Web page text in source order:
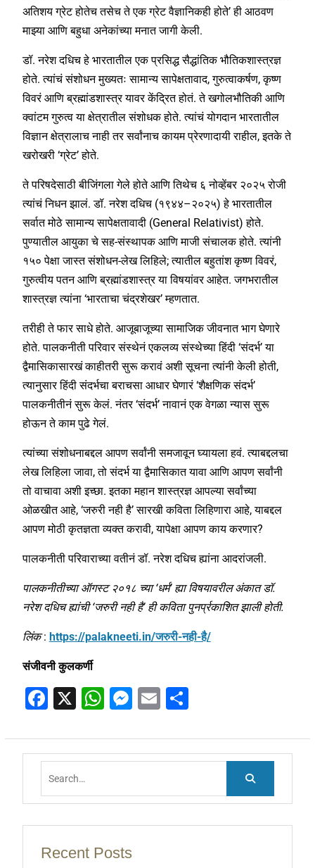
अतिशय ग्रेट होतेच तसेच ते एक ग्रेट वैज्ञानिकही होते’ ही आठवण
माझ्या आणि बहुधा अनेकांच्या मनात जागी केली.
डॉ. नरेश दधिच हे भारतातील एक प्रसिद्ध सैद्धांतिक भौतिकशास्त्रज्ञ
होते. त्यांचं संशोधन मुख्यतः सामान्य सापेक्षतावाद, गुरुत्वाकर्षण, कृष्ण
विवरं आणि ब्रह्मांडशास्त्र यावर केंद्रित होतं. ते खगोलभौतिकी आणि
क्वांटम गुरुत्व या क्षेत्रातील संशोधक होते. त्यांचं योगदान भारतातील
विज्ञान क्षेत्रालाच नाही तर सर्वांनाच कायम प्रेरणादायी राहील, इतके ते
खरोखरी ‘ग्रेट’ होते.
ते परिषदेसाठी बीजिंगला गेले होते आणि तिथेच ६ नोव्हेंबर २०२५ रोजी
त्यांचं निधन झालं. डॉ. नरेश दधिच (१९४४–२०२५) हे भारतातील
सर्वात मोठे सामान्य सापेक्षतावादी (General Relativist) होते.
पुण्यातील आयुका चे सह-संस्थापक आणि माजी संचालक होते. त्यांनी
१५० पेक्षा जास्त संशोधन-लेख लिहिले; त्यातील बहुतांश कृष्ण विवरं,
गुरुत्वीय पतन आणि ब्रह्मांडशास्त्र या विषयांवर आहेत. जगभरातील
शास्त्रज्ञ त्यांना ‘भारताचा चंद्रशेखर’ म्हणतात.
तरीही ते फार साधे होते. आजूबाजूच्या सामाजिक जीवनात भाग घेणारे
होते. पालकनीती परिवार संस्थेनं एकलव्य संस्थेच्या हिंदी ‘संदर्भ’ या
द्वैमासिकासारखं काहीतरी सुरू करावं अशी सूचना त्यांनी केली होती,
त्यानुसार हिंदी संदर्भचा बराचसा आधार घेणारं ‘शैक्षणिक संदर्भ’
पालकनीतीनं सुरू केलं. नंतर ‘संदर्भ’ नावानं एक वेगळा न्यास सुरू
होऊन ते काम पुढे गेलं.
त्यांच्या संशोधनाबद्दल आपण सर्वांनी समजावून घ्यायला हवं. त्याबद्दलचा
लेख लिहिला जावा, तो संदर्भ या द्वैमासिकात यावा आणि आपण सर्वांनी
तो वाचावा अशी इच्छा. इतका महान शास्त्रज्ञ आपल्या सर्वांच्या
ओळखीत आहे, ‘जरुरी नही है’ सारखी कविता लिहिणारा आहे, याबद्दल
आपण मोठी कृतज्ञता व्यक्त करावी, यापेक्षा आपण काय करणार?
पालकनीती परिवाराच्या वतीनं डॉ. नरेश दधिच ह्यांना आदरांजली.
पालकनीतीच्या ऑगस्ट २०१८ च्या‘धर्म’ ह्या विषयावरील अंकात डॉ.
नरेश दधिच ह्यांची‘जरुरी नही है’ ही कविता पुनर्प्रकाशित झाली होती.
लिंक : https://palakneeti.in/जरुरी-नही-है/
संजीवनी कुलकर्णी
F
c
e
b
o
o
k
X W
at
s
A
p
p
M
ss
e
n
g
er
E
ai
l
S
ar
e
Recent Posts